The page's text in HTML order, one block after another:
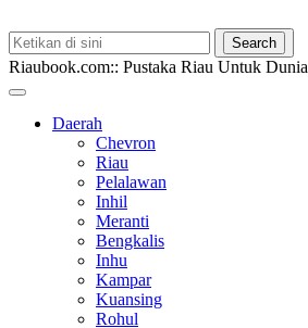
Riaubook.com:: Pustaka Riau Untuk Dunia
Daerah
Chevron
Riau
Pelalawan
Inhil
Meranti
Bengkalis
Inhu
Kampar
Kuansing
Rohul